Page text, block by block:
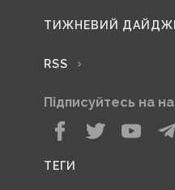
ТИЖНЕВИЙ
RSS
Підписуйтесь на
ТЕГИ